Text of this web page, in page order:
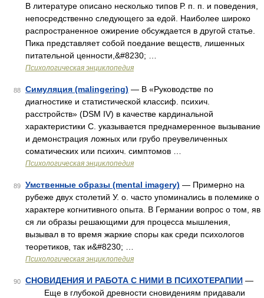
В литературе описано несколько типов Р. п. п. и поведения,
непосредственно следующего за едой. Наиболее широко
распространенное ожирение обсуждается в другой статье.
Пика представляет собой поедание веществ, лишенных
питательной ценности,&#8230; …
Психологическая энциклопедия
88 Симуляция (malingering) — В «Руководстве по
диагностике и статистической классиф. психич.
расстройств» (DSM IV) в качестве кардинальной
характеристики С. указывается преднамеренное вызывание
и демонстрация ложных или грубо преувеличенных
соматических или психич. симптомов …
Психологическая энциклопедия
89 Умственные образы (mental imagery) — Примерно на
рубеже двух столетий У. о. часто упоминались в полемике о
характере когнитивного опыта. В Германии вопрос о том, яв
ся ли образы решающими для процесса мышления,
вызывал в то время жаркие споры как среди психологов
теоретиков, так и&#8230; …
Психологическая энциклопедия
90 СНОВИДЕНИЯ И РАБОТА С НИМИ В ПСИХОТЕРАПИИ —
Еще в глубокой древности сновидениям придавали